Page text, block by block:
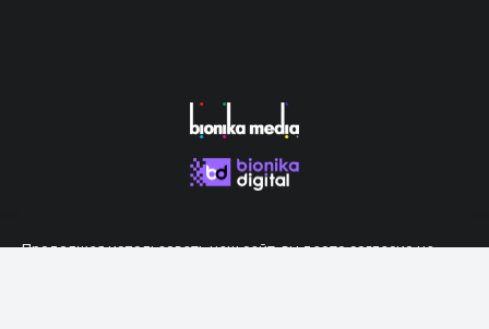
Продолжая использовать наш сайт, вы даете согласие на